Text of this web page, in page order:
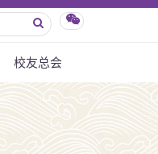
校友总会